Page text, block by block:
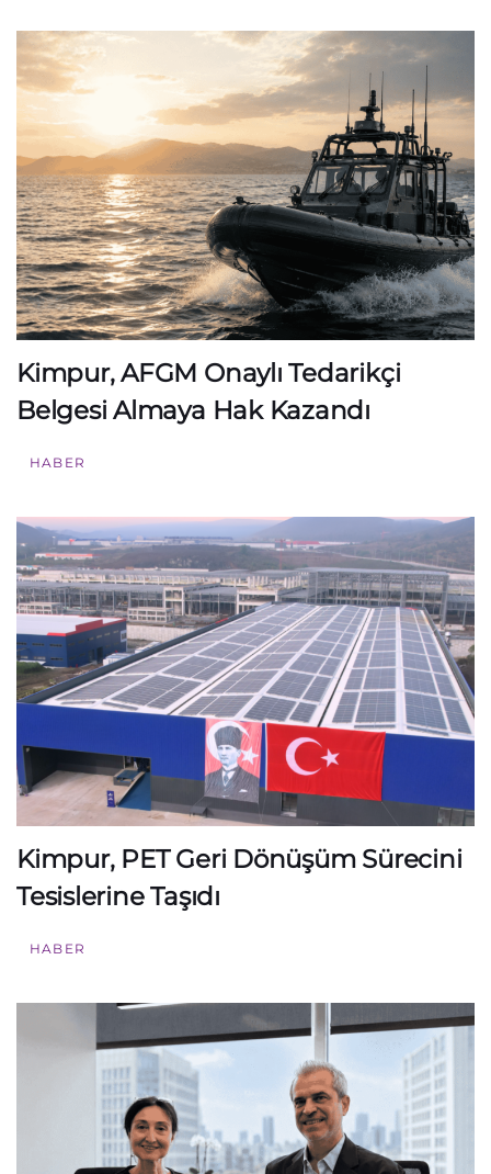
Kimpur, AFGM Onaylı Tedarikçi
Belgesi Almaya Hak Kazandı
HABER
Kimpur, PET Geri Dönüşüm Sürecini
Tesislerine Taşıdı
HABER